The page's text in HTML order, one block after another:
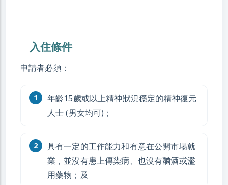
入住條件
申請者必須：
年齡15歲或以上精神狀況穩定的精神復元
人士 (男女均可)；
具有一定的工作能力和有意在公開市場就
業，並沒有患上傳染病、也沒有酗酒或濫
用藥物；及